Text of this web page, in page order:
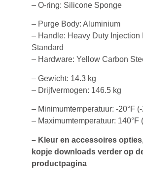
– O-ring: Silicone Sponge
– Purge Body: Aluminium
– Handle: Heavy Duty Injection
Standard
– Hardware: Yellow Carbon
– Gewicht: 14.3 kg
– Drijfvermogen: 146.5 kg
– Minimumtemperatuur: -20°F
– Maximumtemperatuur: 140°F
– Kleur en accessoires
kopje downloads verder op
productpagina